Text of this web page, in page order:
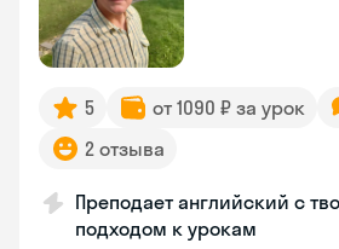
5 от 1090 ₽ за урок
2 отзыва
Преподает английский с
подходом к урокам